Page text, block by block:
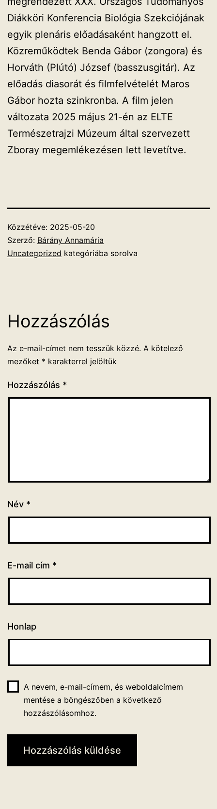
Diákköri Konferencia Biológia Szekciójának
egyik plenáris előadásaként hangzott el.
Közreműködtek Benda Gábor (zongora) és
Horváth (Plútó) József (basszusgitár). Az
előadás diasorát és filmfelvételét Maros
Gábor hozta szinkronba. A film jelen
változata 2025 május 21-én az ELTE
Természetrajzi Múzeum által szervezett
Zboray megemlékezésen lett levetítve.
Közzétéve: 2025-05-20
Szerző: Bárány Annamária
Uncategorized kategóriába sorolva
Hozzászólás
Az e-mail-címet nem tesszük közzé. A kötelező
mezőket * karakterrel jelöltük
Hozzászólás *
Név *
E-mail cím *
Honlap
A nevem, e-mail-címem, és weboldalcímem
mentése a böngészőben a következő
hozzászólásomhoz.